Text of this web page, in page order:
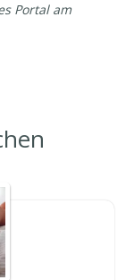
Portal am